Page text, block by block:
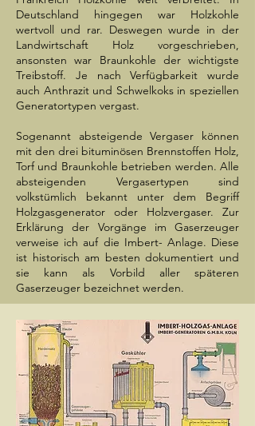
Deutschland hingegen war Holzkohle
wertvoll und rar. Deswegen wurde in der
Landwirtschaft Holz vorgeschrieben,
ansonsten war Braunkohle der wichtigste
Treibstoff. Je nach Verfügbarkeit wurde
auch Anthrazit und Schwelkoks in speziellen
Generatortypen vergast.
Sogenannt absteigende Vergaser können
mit den drei bituminösen Brennstoffen Holz,
Torf und Braunkohle betrieben werden. Alle
absteigenden Vergasertypen sind
volkstümlich bekannt unter dem Begriff
Holzgasgenerator oder Holzvergaser. Zur
Erklärung der Vorgänge im Gaserzeuger
verweise ich auf die Imbert- Anlage. Diese
ist historisch am besten dokumentiert und
sie kann als Vorbild aller späteren
Gaserzeuger bezeichnet werden.